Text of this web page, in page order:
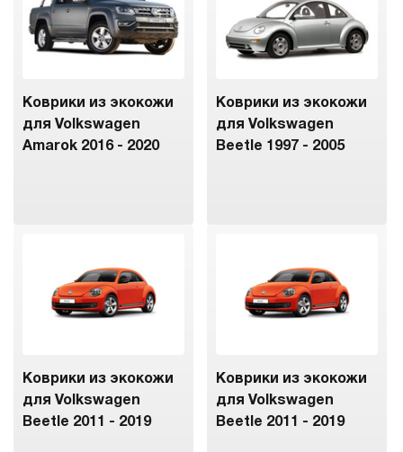
Коврики из экокожи
для Volkswagen
Amarok 2016 - 2020
Коврики из экокожи
для Volkswagen
Beetle 1997 - 2005
Коврики из экокожи
для Volkswagen
Beetle 2011 - 2019
Коврики из экокожи
для Volkswagen
Beetle 2011 - 2019